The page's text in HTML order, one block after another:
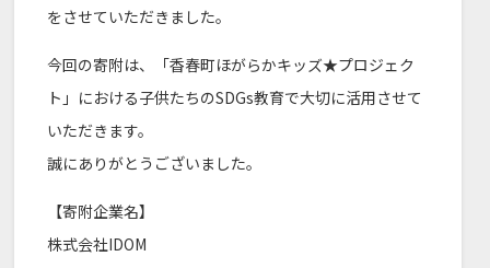
をさせていただきました。
今回の寄附は、「香春町ほがらかキッズ★プロジェク
ト」における子供たちのSDGs教育で大切に活用させて
いただきます。
誠にありがとうございました。
【寄附企業名】
株式会社IDOM